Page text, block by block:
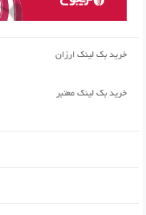
خرید بک لینک ارزان
خرید بک لینک معتبر